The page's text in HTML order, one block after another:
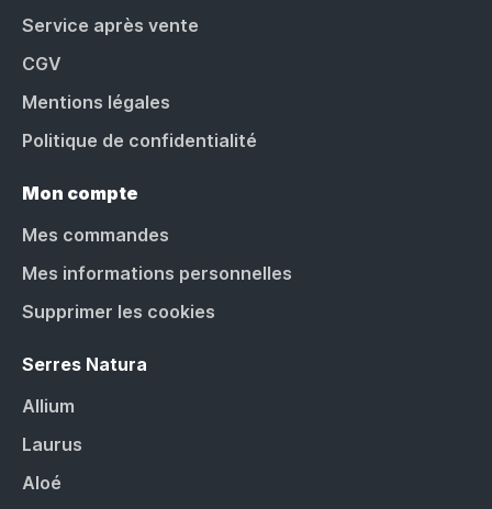
Service après vente
CGV
Mentions légales
Politique de confidentialité
Mon compte
Mes commandes
Mes informations personnelles
Supprimer les cookies
Serres Natura
Allium
Laurus
Aloé